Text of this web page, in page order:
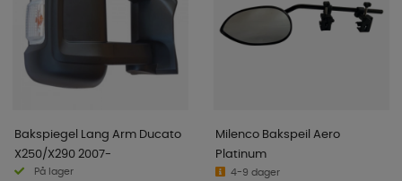
Bakspiegel Lang Arm Ducato
X250/X290 2007-
På lager
Milenco Bakspeil Aero
Platinum
4-9 dager